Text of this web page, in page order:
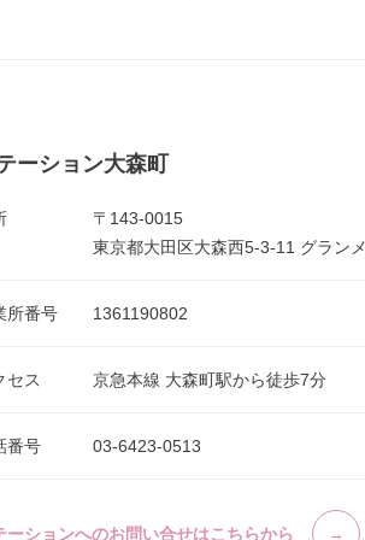
ーション大森町
〒143-0015
東京都大田区大森西5-3-11 グラン
所番号 1361190802
セス 京急本線 大森町駅から徒歩7分
番号 03-6423-0513
ーションへのお問い合せはこちらから